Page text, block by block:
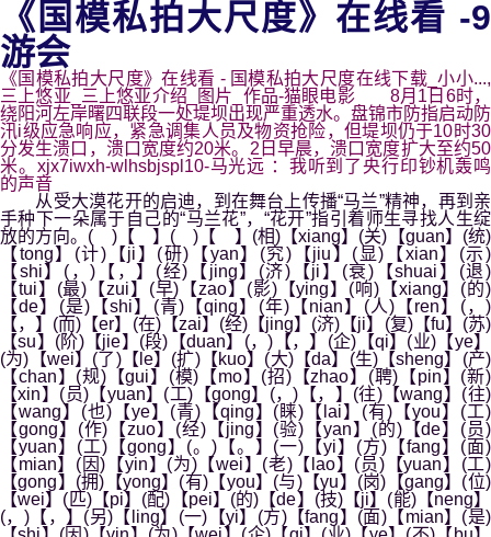
《国模私拍大尺度》在线看 -9
游会
《国模私拍大尺度》在线看 - 国模私拍大尺度在线下载_小小...,
三上悠亚_三上悠亚介绍_图片_作品-猫眼电影 8月1日6时，
绕阳河左岸曙四联段一处堤坝出现严重透水。盘锦市防指启动防
汛i级应急响应，紧急调集人员及物资抢险，但堤坝仍于10时30
分发生溃口，溃口宽度约20米。2日早晨，溃口宽度扩大至约50
米。xjx7iwxh-wlhsbjspl10-马光远 ：我听到了央行印钞机轰鸣
的声音
从受大漠花开的启迪，到在舞台上传播“马兰”精神，再到亲
手种下一朵属于自己的“马兰花”，“花开”指引着师生寻找人生绽
放的方向。( )【 】( )【 】(相)【xiang】(关)【guan】(统)
【tong】(计)【ji】(研)【yan】(究)【jiu】(显)【xian】(示)
【shi】(，)【，】(经)【jing】(济)【ji】(衰)【shuai】(退)
【tui】(最)【zui】(早)【zao】(影)【ying】(响)【xiang】(的)
【de】(是)【shi】(青)【qing】(年)【nian】(人)【ren】(，)
【，】(而)【er】(在)【zai】(经)【jing】(济)【ji】(复)【fu】(苏)
【su】(阶)【jie】(段)【duan】(，)【，】(企)【qi】(业)【ye】
(为)【wei】(了)【le】(扩)【kuo】(大)【da】(生)【sheng】(产)
【chan】(规)【gui】(模)【mo】(招)【zhao】(聘)【pin】(新)
【xin】(员)【yuan】(工)【gong】(，)【，】(往)【wang】(往)
【wang】(也)【ye】(青)【qing】(睐)【lai】(有)【you】(工)
【gong】(作)【zuo】(经)【jing】(验)【yan】(的)【de】(员)
【yuan】(工)【gong】(。)【。】(一)【yi】(方)【fang】(面)
【mian】(因)【yin】(为)【wei】(老)【lao】(员)【yuan】(工)
【gong】(拥)【yong】(有)【you】(与)【yu】(岗)【gang】(位)
【wei】(匹)【pi】(配)【pei】(的)【de】(技)【ji】(能)【neng】
(，)【，】(另)【ling】(一)【yi】(方)【fang】(面)【mian】(是)